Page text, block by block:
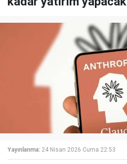
Yayınlanma: 24 Nisan 2026 Cuma 22:53